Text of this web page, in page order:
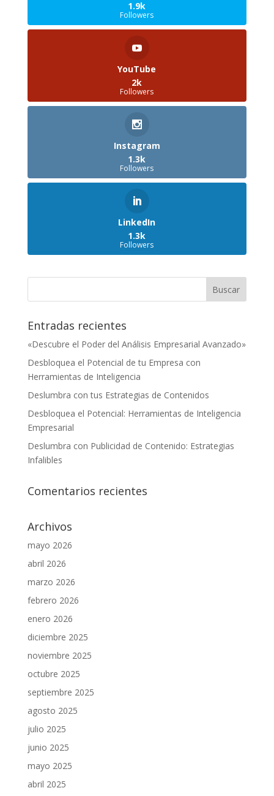
1.9k
Followers
YouTube
2k
Followers
Instagram
1.3k
Followers
LinkedIn
1.3k
Followers
Entradas recientes
«Descubre el Poder del Análisis Empresarial Avanzado»
Desbloquea el Potencial de tu Empresa con
Herramientas de Inteligencia
Deslumbra con tus Estrategias de Contenidos
Desbloquea el Potencial: Herramientas de Inteligencia
Empresarial
Deslumbra con Publicidad de Contenido: Estrategias
Infalibles
Comentarios recientes
Archivos
mayo 2026
abril 2026
marzo 2026
febrero 2026
enero 2026
diciembre 2025
noviembre 2025
octubre 2025
septiembre 2025
agosto 2025
julio 2025
junio 2025
mayo 2025
abril 2025